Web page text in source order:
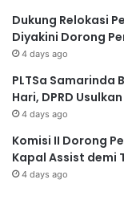
Dukung Relokasi
Diyakini Dorong
4 days ago
PLTSa Samarinda
Hari, DPRD
4 days ago
Komisi II Dorong
Kapal Assist demi
4 days ago